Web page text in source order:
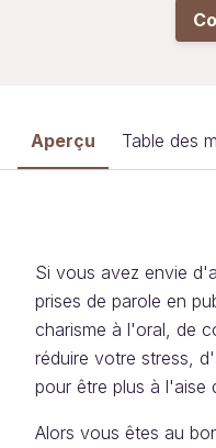
Aperçu Table des
Si vous avez envie
prises de parole en
charisme à l'oral, de
réduire votre stress,
pour être plus à l'aise
Alors vous êtes au